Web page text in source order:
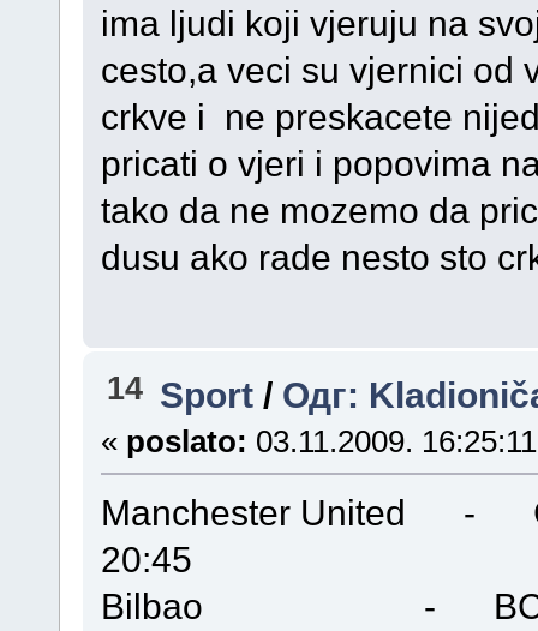
ima ljudi koji vjeruju na
cesto,a veci su vjernici od
crkve i ne preskacete
pricati o vjeri i popovima
tako da ne mozemo da
dusu ako rade nesto sto
14 Sport / Одг:
« poslato: 03.11.2009.
Manchester
20:45
Bilbao - BC